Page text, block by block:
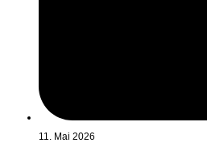
11. Mai 2026